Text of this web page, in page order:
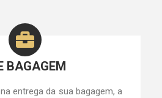
BAGAGEM
entrega da sua bagagem, a